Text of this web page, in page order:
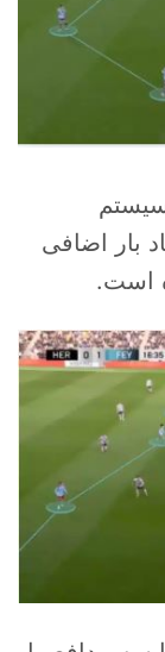
یک سیستم
بار اضافی
است.